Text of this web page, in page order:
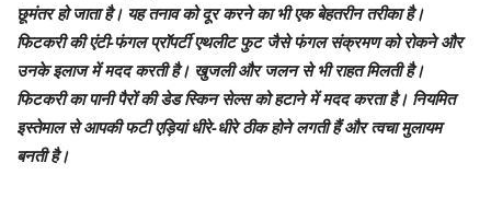
छूमंतर हो जाता है। यह तनाव को दूर करने का भी एक बेहतरीन तरीका है।
फिटकरी की एंटी-फंगल प्रॉपर्टी एथलीट फुट जैसे फंगल संक्रमण को रोकने और
उनके इलाज में मदद करती है। खुजली और जलन से भी राहत मिलती है।
फिटकरी का पानी पैरों की डेड स्किन सेल्स को हटाने में मदद करता है। नियमित
इस्तेमाल से आपकी फटी एड़ियां धीरे-धीरे ठीक होने लगती हैं और त्वचा मुलायम
बनती है।